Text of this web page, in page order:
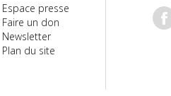
Espace presse
Faire un don
Newsletter
Plan du site